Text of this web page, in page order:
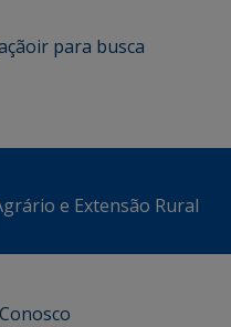
ir para busca
e Extensão Rural